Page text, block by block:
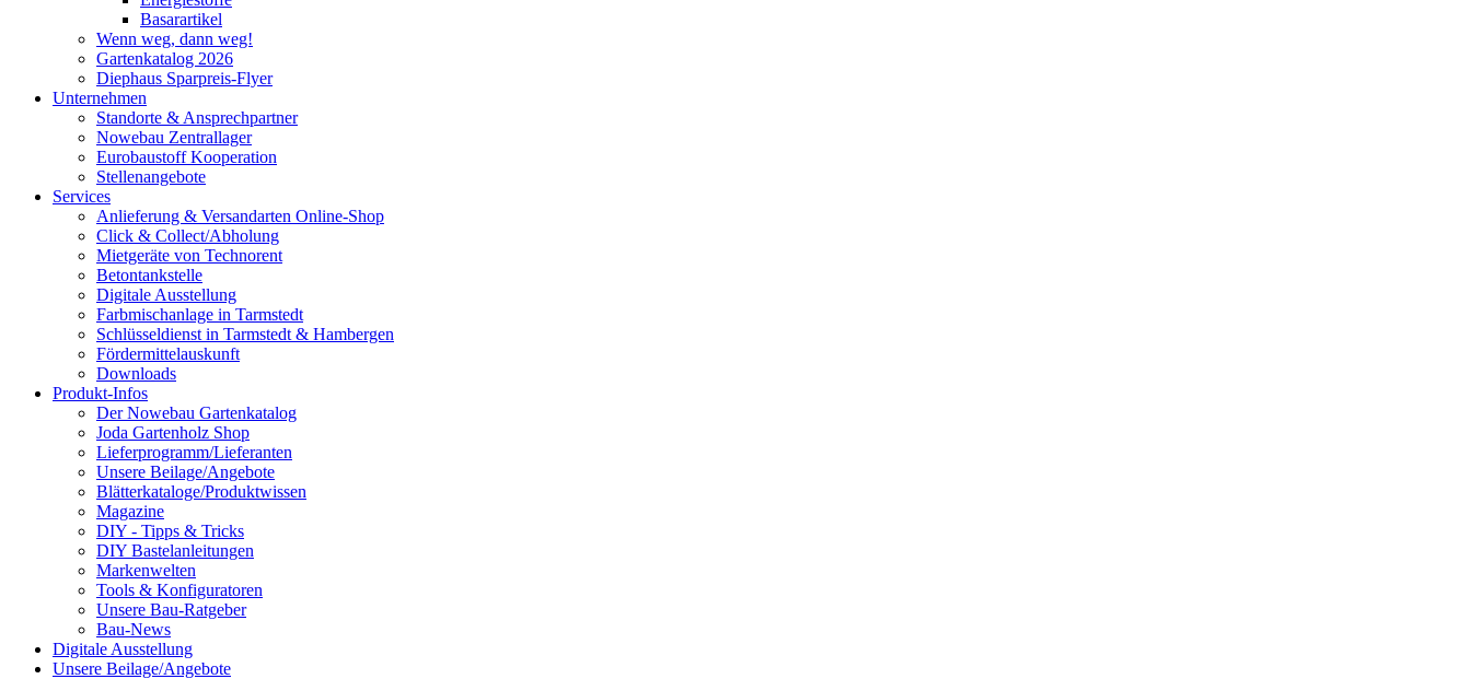
Basarartikel
Wenn weg, dann weg!
Gartenkatalog 2026
Diephaus Sparpreis-Flyer
Unternehmen
Standorte & Ansprechpartner
Nowebau Zentrallager
Eurobaustoff Kooperation
Stellenangebote
Services
Anlieferung & Versandarten Online-Shop
Click & Collect/Abholung
Mietgeräte von Technorent
Betontankstelle
Digitale Ausstellung
Farbmischanlage in Tarmstedt
Schlüsseldienst in Tarmstedt & Hambergen
Fördermittelauskunft
Downloads
Produkt-Infos
Der Nowebau Gartenkatalog
Joda Gartenholz Shop
Lieferprogramm/Lieferanten
Unsere Beilage/Angebote
Blätterkataloge/Produktwissen
Magazine
DIY - Tipps & Tricks
DIY Bastelanleitungen
Markenwelten
Tools & Konfiguratoren
Unsere Bau-Ratgeber
Bau-News
Digitale Ausstellung
Unsere Beilage/Angebote